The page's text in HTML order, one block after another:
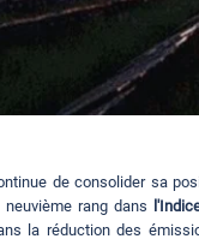
de consolider sa
rang dans
la réduction des